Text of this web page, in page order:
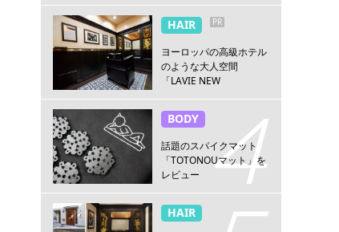
HAIR PR
ヨーロッパの高級ホテル
のような大人空間
「LAVIE NEW
店」
BODY
話題のスパイクマット
「TOTONOUマット」を
レビュー
HAIR